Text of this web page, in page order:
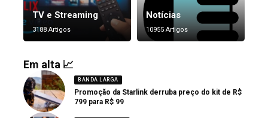
TV e Streaming
3188 Artigos
Notícias
10955 Artigos
Em alta 📈
BANDA LARGA
Promoção da Starlink derruba preço do kit de R$
799 para R$ 99